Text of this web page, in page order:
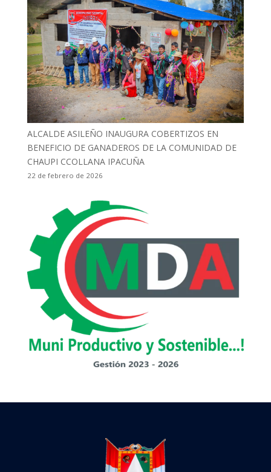
ALCALDE ASILEÑO INAUGURA COBERTIZOS EN
BENEFICIO DE GANADEROS DE LA COMUNIDAD DE
CHAUPI CCOLLANA IPACUÑA
22 de febrero de 2026